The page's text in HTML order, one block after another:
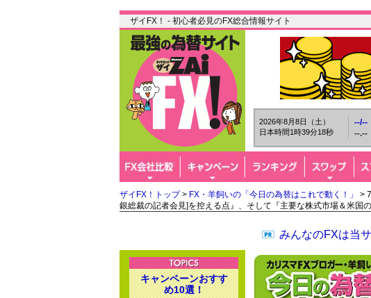
ザイFX！ - 初心者必見のFX総合情報サイト
2026年8月8日（土）
日本時間1時39分19秒
--/--
--.--
ザイFX！トップ> FX・羊飼いの「今日の為替はこれで動く！」
>
銀総裁の記者会見]を控える点』、そして『主要な株式市場＆米国
みんなのFXは当
キャンペーンおすす
め10選！